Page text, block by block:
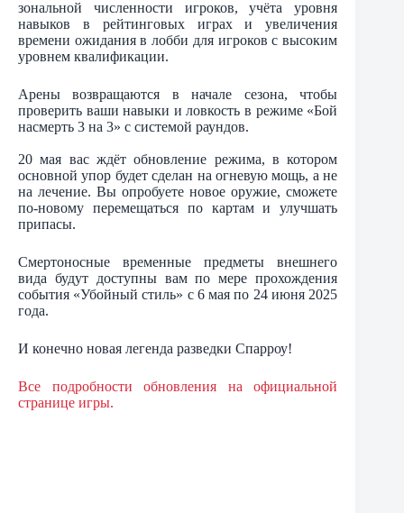
зональной численности игроков, учёта уровня
навыков в рейтинговых играх и увеличения
времени ожидания в лобби для игроков с высоким
уровнем квалификации.
Арены возвращаются в начале сезона, чтобы
проверить ваши навыки и ловкость в режиме «Бой
насмерть 3 на 3» с системой раундов.
20 мая вас ждёт обновление режима, в котором
основной упор будет сделан на огневую мощь, а не
на лечение. Вы опробуете новое оружие, сможете
по-новому перемещаться по картам и улучшать
припасы.
Смертоносные временные предметы внешнего
вида будут доступны вам по мере прохождения
события «Убойный стиль» с 6 мая по 24 июня 2025
года.
И конечно новая легенда разведки Спарроу!
Все подробности обновления на официальной
странице игры.